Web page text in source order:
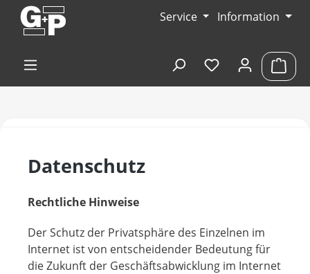
Zum Hauptinhalt springen Service Information
Du hast 0
Datenschutz
Rechtliche Hinweise
Der Schutz der Privatsphäre des Einzelnen im
Internet ist von entscheidender Bedeutung für
die Zukunft der Geschäftsabwicklung im Internet